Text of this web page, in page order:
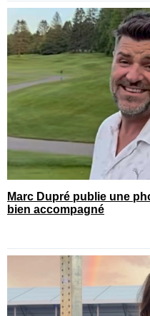
Marc Dupré publie une
bien accompagné